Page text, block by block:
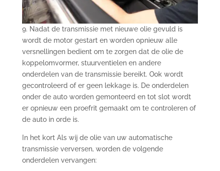
9. Nadat de transmissie met nieuwe olie gevuld is
wordt de motor gestart en worden opnieuw alle
versnellingen bedient om te zorgen dat de olie de
koppelomvormer, stuurventielen en andere
onderdelen van de transmissie bereikt. Ook wordt
gecontroleerd of er geen lekkage is. De onderdelen
onder de auto worden gemonteerd en tot slot wordt
er opnieuw een proefrit gemaakt om te controleren of
de auto in orde is.
In het kort Als wij de olie van uw automatische
transmissie verversen, worden de volgende
onderdelen vervangen: